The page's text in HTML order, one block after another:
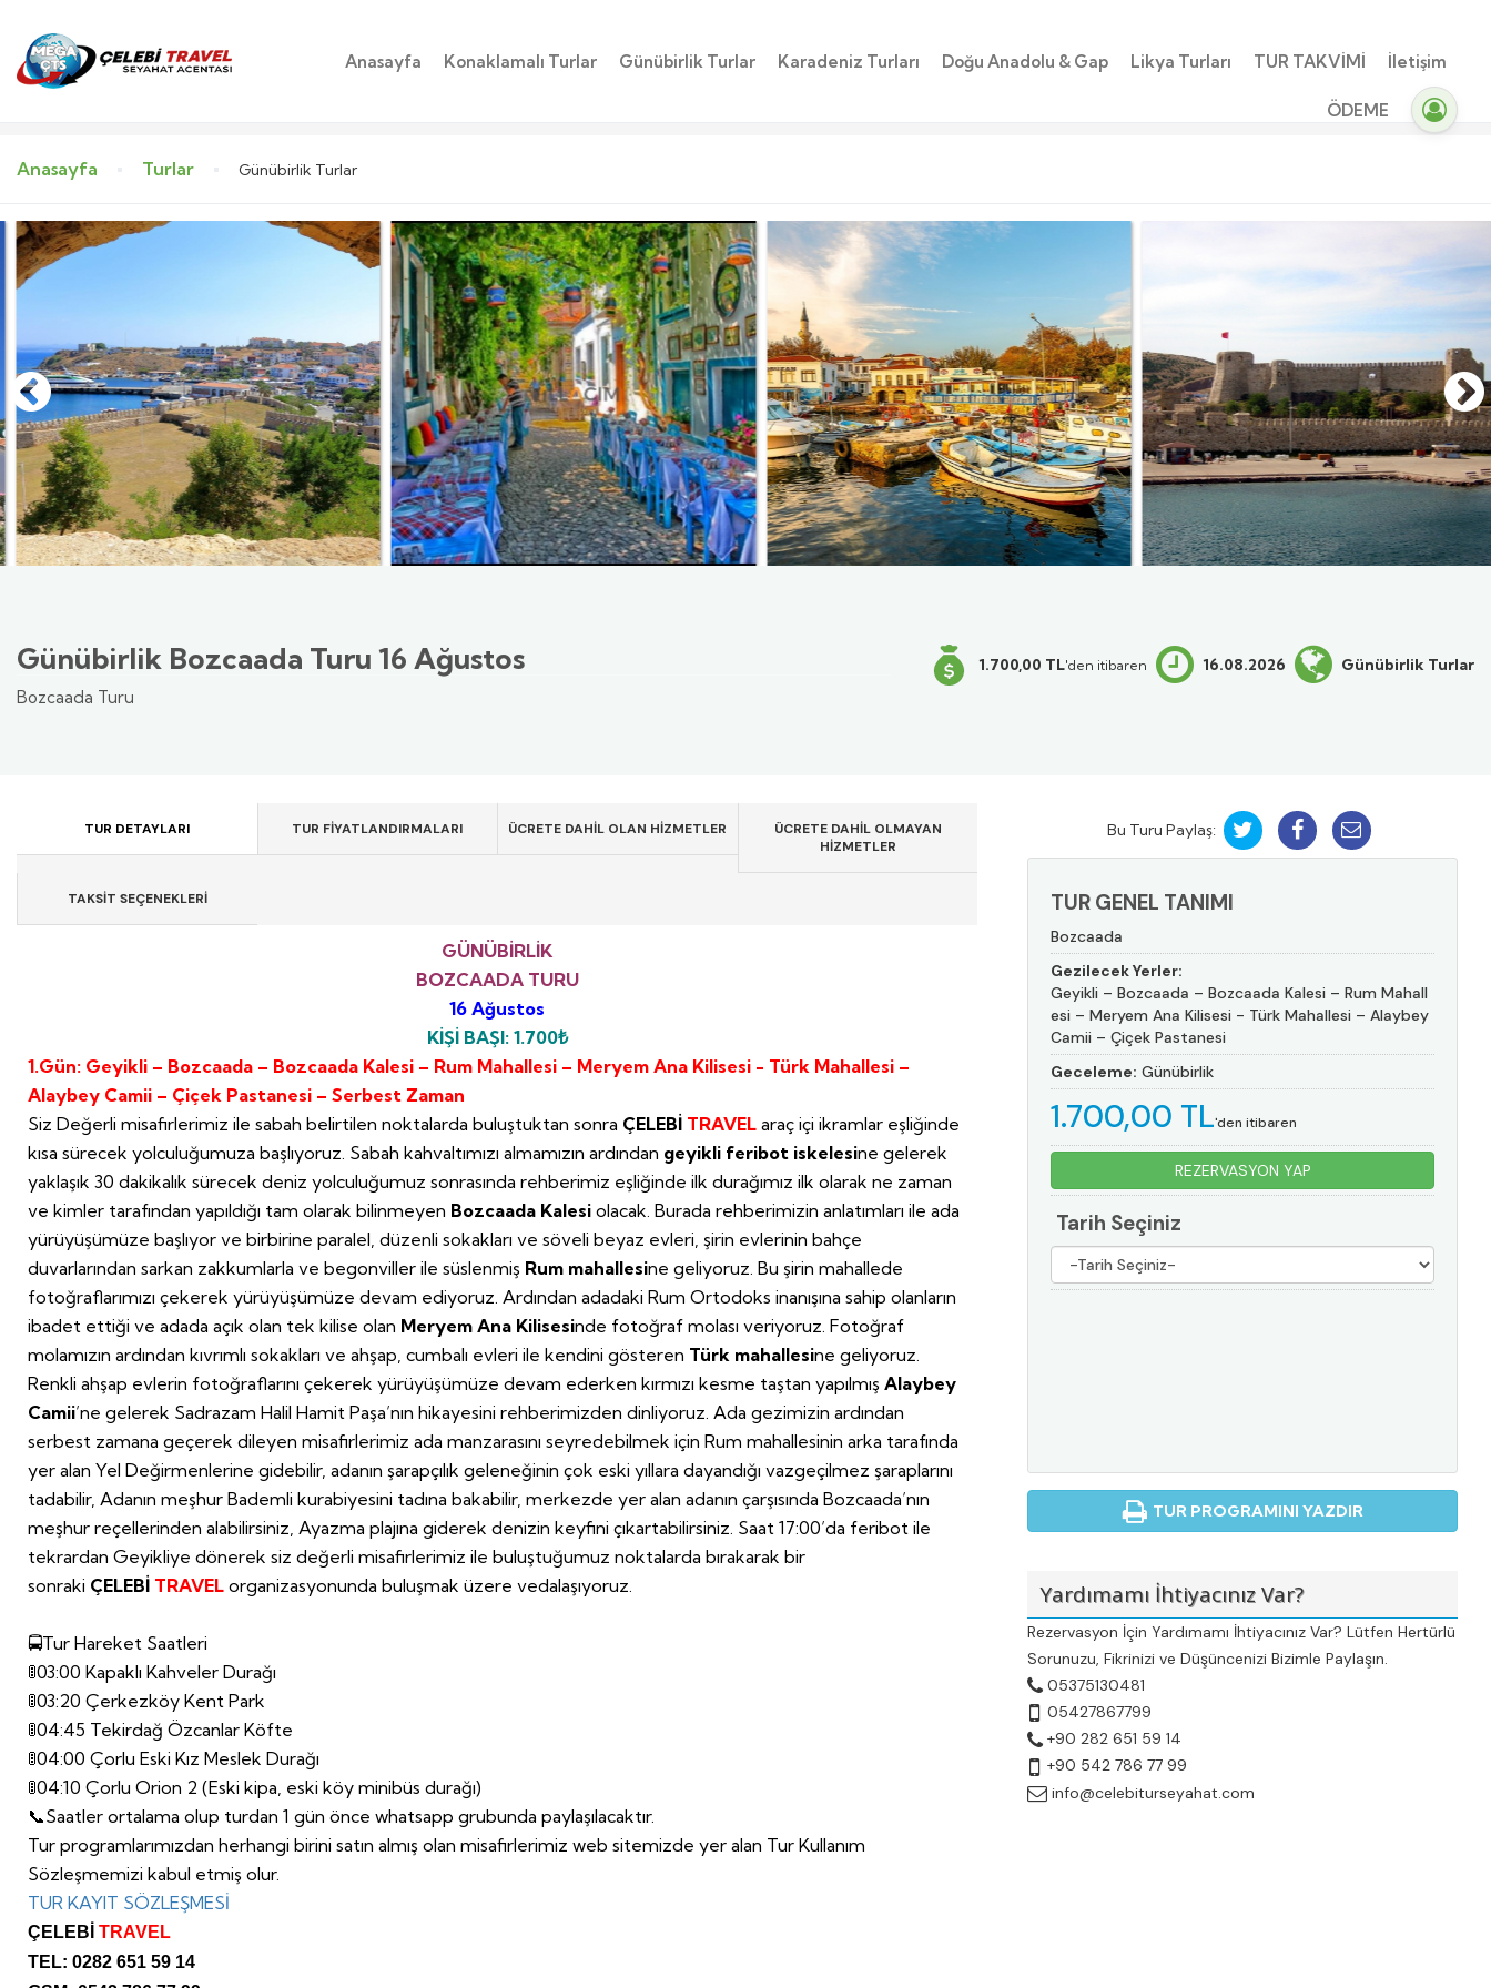
Anasayfa Konaklamalı Turlar Günübirlik Turlar Karadeniz Turları Doğu Anadolu & Gap Likya Turları TUR TAKVİMİ İletişim
ÖDEME
Anasayfa Turlar Günübirlik Turlar
Günübirlik Bozcaada Turu 16 Ağustos
Bozcaada Turu
1.700,00 TL'den itibaren 16.08.2026 Günübirlik Turlar
TUR DETAYLARI TUR FİYATLANDIRMALARI ÜCRETE DAHİL OLAN HİZMETLER
ÜCRETE DAHİL OLMAYAN
HİZMETLER
TAKSİT SEÇENEKLERİ
GÜNÜBİRLİK
BOZCAADA TURU
16 Ağustos
KİŞİ BAŞI: 1.700₺
1.Gün: Geyikli – Bozcaada – Bozcaada Kalesi – Rum Mahallesi – Meryem Ana Kilisesi - Türk Mahallesi –
Alaybey Camii – Çiçek Pastanesi – Serbest Zaman
Siz Değerli misafirlerimiz ile sabah belirtilen noktalarda buluştuktan sonra ÇELEBİ TRAVEL araç içi ikramlar eşliğinde
kısa sürecek yolculuğumuza başlıyoruz. Sabah kahvaltımızı almamızın ardından geyikli feribot iskelesine gelerek
yaklaşık 30 dakikalık sürecek deniz yolculuğumuz sonrasında rehberimiz eşliğinde ilk durağımız ilk olarak ne zaman
ve kimler tarafından yapıldığı tam olarak bilinmeyen Bozcaada Kalesi olacak. Burada rehberimizin anlatımları ile ada
yürüyüşümüze başlıyor ve birbirine paralel, düzenli sokakları ve söveli beyaz evleri, şirin evlerinin bahçe
duvarlarından sarkan zakkumlarla ve begonviller ile süslenmiş Rum mahallesine geliyoruz. Bu şirin mahallede
fotoğraflarımızı çekerek yürüyüşümüze devam ediyoruz. Ardından adadaki Rum Ortodoks inanışına sahip olanların
ibadet ettiği ve adada açık olan tek kilise olan Meryem Ana Kilisesinde fotoğraf molası veriyoruz. Fotoğraf
molamızın ardından kıvrımlı sokakları ve ahşap, cumbalı evleri ile kendini gösteren Türk mahallesine geliyoruz.
Renkli ahşap evlerin fotoğraflarını çekerek yürüyüşümüze devam ederken kırmızı kesme taştan yapılmış Alaybey
Camii’ne gelerek Sadrazam Halil Hamit Paşa’nın hikayesini rehberimizden dinliyoruz. Ada gezimizin ardından
serbest zamana geçerek dileyen misafirlerimiz ada manzarasını seyredebilmek için Rum mahallesinin arka tarafında
yer alan Yel Değirmenlerine gidebilir, adanın şarapçılık geleneğinin çok eski yıllara dayandığı vazgeçilmez şaraplarını
tadabilir, Adanın meşhur Bademli kurabiyesini tadına bakabilir, merkezde yer alan adanın çarşısında Bozcaada’nın
meşhur reçellerinden alabilirsiniz, Ayazma plajına giderek denizin keyfini çıkartabilirsiniz. Saat 17:00’da feribot ile
tekrardan Geyikliye dönerek siz değerli misafirlerimiz ile buluştuğumuz noktalarda bırakarak bir
sonraki ÇELEBİ TRAVEL organizasyonunda buluşmak üzere vedalaşıyoruz.
🚍Tur Hareket Saatleri
🚦03:00 Kapaklı Kahveler Durağı
🚦03:20 Çerkezköy Kent Park
🚦04:45 Tekirdağ Özcanlar Köfte
🚦04:00 Çorlu Eski Kız Meslek Durağı
🚦04:10 Çorlu Orion 2 (Eski kipa, eski köy minibüs durağı)
📞Saatler ortalama olup turdan 1 gün önce whatsapp grubunda paylaşılacaktır.
Tur programlarımızdan herhangi birini satın almış olan misafirlerimiz web sitemizde yer alan Tur Kullanım
Sözleşmemizi kabul etmiş olur.
TUR KAYIT SÖZLEŞMESİ
ÇELEBİ TRAVEL
TEL: 0282 651 59 14
Bu Turu Paylaş:
TUR GENEL TANIMI
Bozcaada
Gezilecek Yerler:
Geyikli – Bozcaada – Bozcaada Kalesi – Rum Mahall
esi – Meryem Ana Kilisesi - Türk Mahallesi – Alaybey
Camii – Çiçek Pastanesi
Geceleme: Günübirlik
1.700,00 TL'den itibaren
REZERVASYON YAP
Tarih Seçiniz
TUR PROGRAMINI YAZDIR
Yardımamı İhtiyacınız Var?
Rezervasyon İçin Yardımamı İhtiyacınız Var? Lütfen Hertürlü
Sorunuzu, Fikrinizi ve Düşüncenizi Bizimle Paylaşın.
05375130481
05427867799
+90 282 651 59 14
+90 542 786 77 99
info@celebiturseyahat.com